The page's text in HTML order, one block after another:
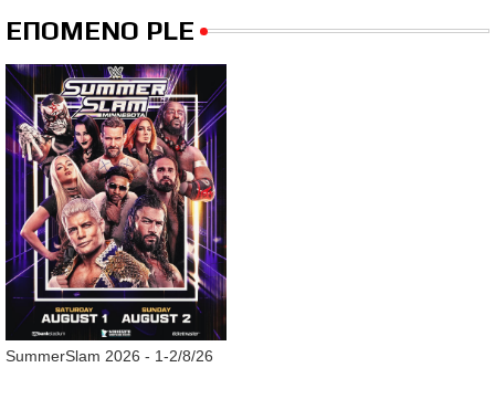
ΕΠΟΜΕΝΟ PLE
SummerSlam 2026 - 1-2/8/26